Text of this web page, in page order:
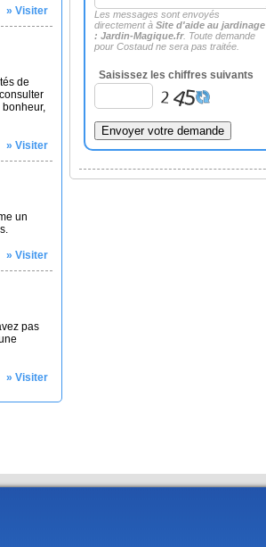
» Visiter
de
bonheur,
» Visiter
un
» Visiter
pas
» Visiter
Les messages sont envoyés
directement à Site d'aide au jardinage
: Jardin-Magique.fr. Toute demande
pour Costaud ne sera pas traitée.
Saisissez les chiffres suivants